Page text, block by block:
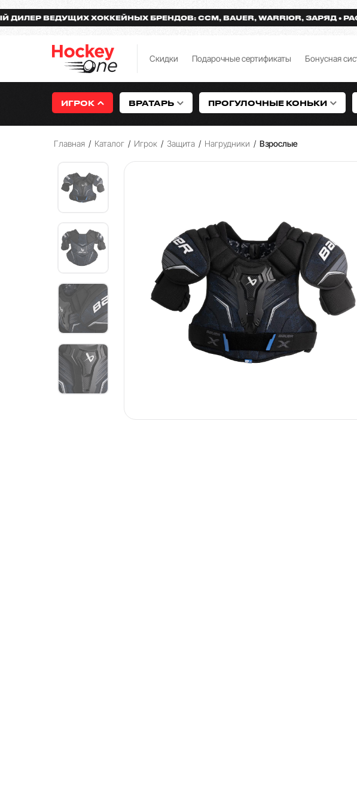
ВЕДУЩИХ ХОККЕЙНЫХ БРЕНДОВ: CCM, BAUER, WARRIOR, ЗАРЯД
Скидки Подарочные сертификаты Бонусная
ИГРОК ВРАТАРЬ ПРОГУЛОЧНЫЕ КОНЬКИ
Главная / Каталог / Игрок / Защита / Нагрудники / Взрослые